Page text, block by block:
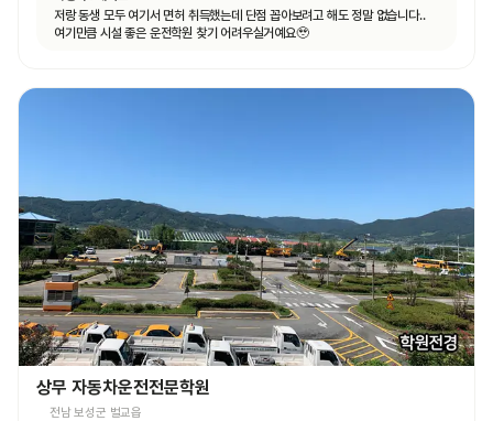
저랑 동생 모두 여기서 면허 취득했는데 단점 꼽아보려고 해도 정말 없습니다..
여기만큼 시설 좋은 운전학원 찾기 어려우실거예요🥹
상무 자동차운전전문학원
전남 보성군 벌교읍